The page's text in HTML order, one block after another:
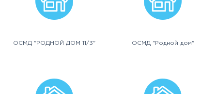
ОСМД "РОДНОЙ ДОМ 11/3" ОСМД "Родной дом"